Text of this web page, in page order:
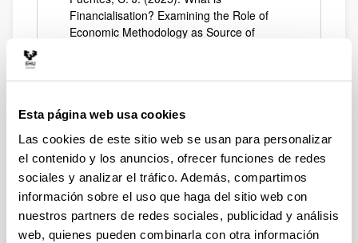
Esta página web usa cookies
Las cookies de este sitio web se usan para personalizar
el contenido y los anuncios, ofrecer funciones de redes
sociales y analizar el tráfico. Además, compartimos
información sobre el uso que haga del sitio web con
nuestros partners de redes sociales, publicidad y análisis
web, quienes pueden combinarla con otra información
Financialisation? Examining the Role of
Economic Methodology as Source of
“Does employment protection legislation affect
employment and unemployment?”, Economic
Modelling, Volume 126, 106437
Jesus Ferreiro and Carmen Gomez (2023)
“Undesired consequences of labour market
reforms: from temporary to precarious jobs.
The case of Spain”, Panoeconomicus, 70(4),
pp. 523-549.